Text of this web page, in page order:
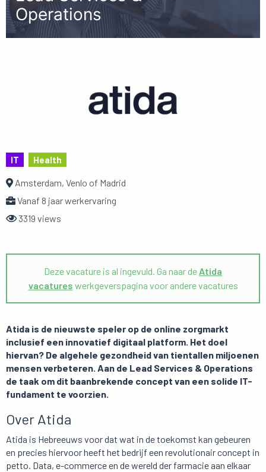
Operations
IT Health
Amsterdam, Venlo of Madrid
Vanaf 8 jaar werkervaring
3319 views
Deze vacature is al ingevuld. Ga naar de Atida
vacatures werkgeverspagina voor andere vacatures
Atida is de nieuwste speler op de online zorgmarkt
inclusief een innovatief digitaal platform. Het doel
hiervan? De algehele gezondheid van tientallen miljoenen
mensen verbeteren. Aan de Lead Services & Operations
de taak om dit baanbrekende concept van een solide IT-
fundament te voorzien.
Over Atida
Atida is Hebreeuws voor dat wat in de toekomst kan gebeuren
en precies hiervoor heeft het bedrijf een revolutionair concept in
petto. Data, e-commerce en de wereld der farmacie aan elkaar